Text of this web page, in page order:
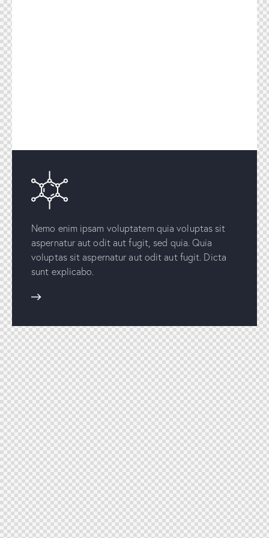
Nemo enim ipsam voluptatem quia voluptas sit
aspernatur aut odit aut fugit, sed quia. Quia
voluptas sit aspernatur aut odit aut fugit. Dicta
sunt explicabo.